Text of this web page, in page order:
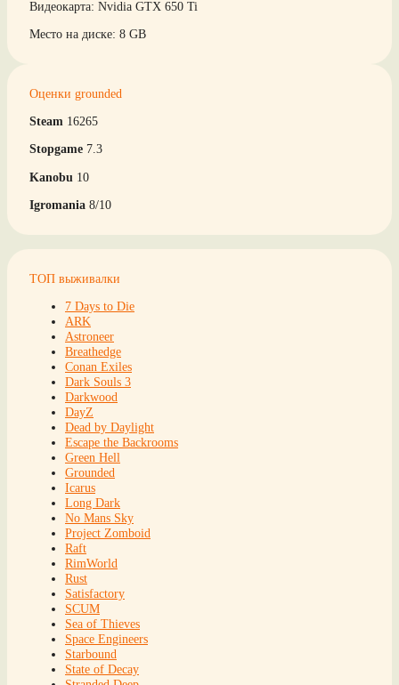
Видеокарта: Nvidia GTX 650 Ti
Место на диске: 8 GB
Оценки grounded
Steam 16265
Stopgame 7.3
Kanobu 10
Igromania 8/10
ТОП выживалки
7 Days to Die
ARK
Astroneer
Breathedge
Conan Exiles
Dark Souls 3
Darkwood
DayZ
Dead by Daylight
Escape the Backrooms
Green Hell
Grounded
Icarus
Long Dark
No Mans Sky
Project Zomboid
Raft
RimWorld
Rust
Satisfactory
SCUM
Sea of Thieves
Space Engineers
Starbound
State of Decay